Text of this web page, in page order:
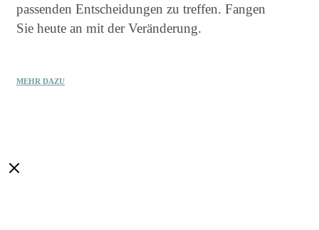
passenden Entscheidungen zu treffen. Fangen
Sie heute an mit der Veränderung.
MEHR DAZU